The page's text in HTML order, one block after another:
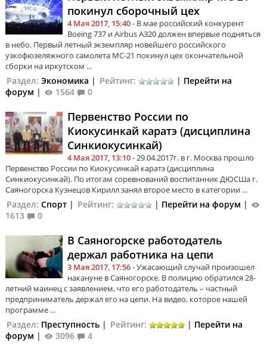
покинул сборочный цех
4 Мая 2017, 15:40- В мае российский конкурент
Boeing 737 и Airbus A320 должен впервые подняться
в небо. Первый летный экземпляр новейшего российского
узкофюзеляжного самолета МС-21 покинул цех окончательной
сборки на иркутском ...
Раздел: Экономика | Рейтинг: | Перейти на
форум | 1564 0
Первенство России по
Киокусинкай каратэ (дисциплина
Синкиокусинкай)
4 Мая 2017, 13:10- 29.04.2017г. в г. Москва прошло
Первенство России по Киокусинкай каратэ (дисциплина
Синкиокусинкай). По итогам соревнований воспитанник ДЮСШа г.
Саяногорска Кузнецов Кирилл занял второе место в категории ...
Раздел: Спорт | Рейтинг: | Перейти на форум |
1613
0
В Саяногорске работодатель
держал работника на цепи
3 Мая 2017, 17:56- Ужасающий случай произошел
накануне в Саяногорске. В полицию обратился 28-
летний маинец с заявлением, что его работодатель – частный
предприниматель держал его на цепи. На видео, которое нашей
программе ...
Раздел: Преступность | Рейтинг: | Перейти на
форум | 3096 4